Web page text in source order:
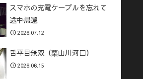
スマホの充電ケーブルを忘れて
途中帰還
2026.07.12
舌平目無双（栗山川河口）
2026.06.15